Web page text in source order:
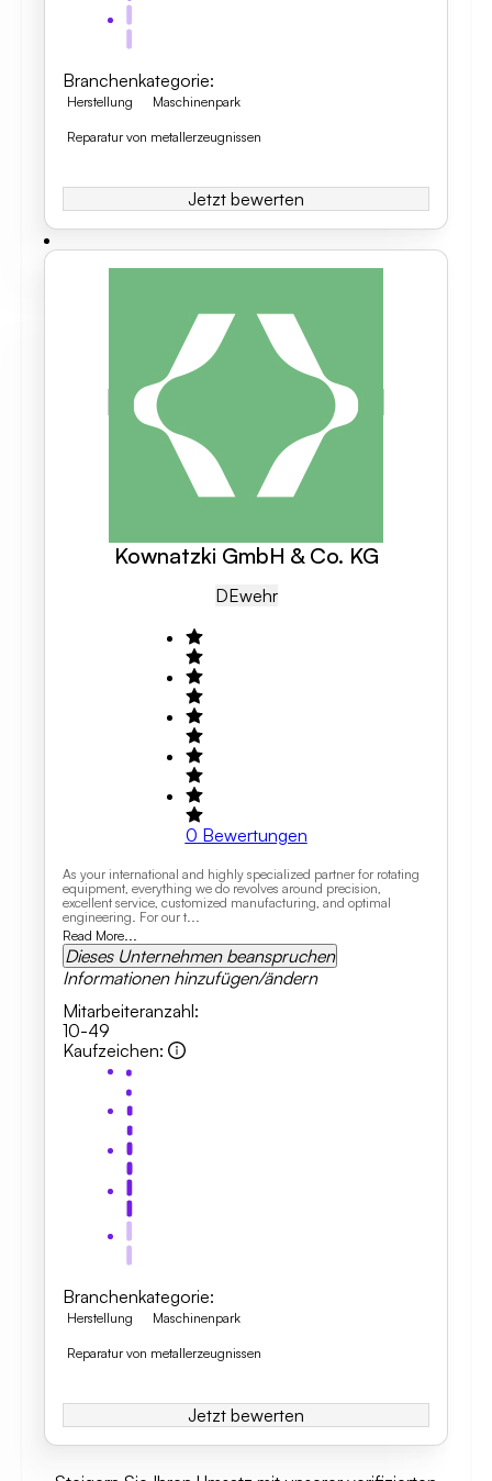
Branchenkategorie:
Herstellung Maschinenpark
Reparatur von metallerzeugnissen
Jetzt bewerten
Kownatzki GmbH & Co. KG
DEWehr
0 Bewertungen
As your international and highly specialized partner for rotating
equipment, everything we do revolves around precision,
excellent service, customized manufacturing, and optimal
engineering. For our t...
Read More...
Dieses Unternehmen beanspruchen
Informationen hinzufügen/ändern
Mitarbeiteranzahl:
10-49
Kaufzeichen:
Branchenkategorie:
Herstellung Maschinenpark
Reparatur von metallerzeugnissen
Jetzt bewerten